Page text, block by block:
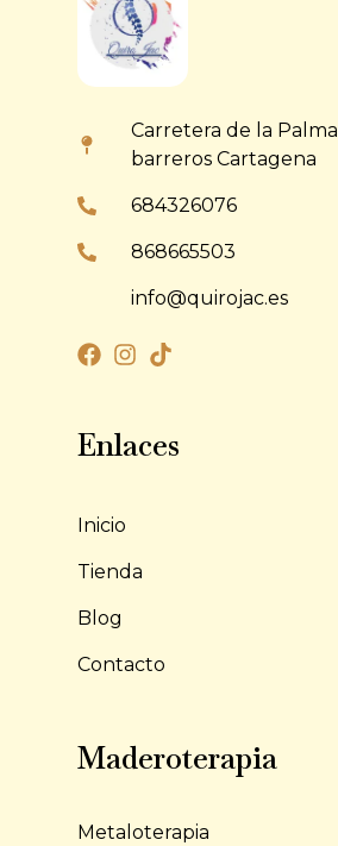
Carretera de la Palma
barreros Cartagena
684326076
868665503
info@quirojac.es
Enlaces
Inicio
Tienda
Blog
Contacto
Maderoterapia
Metaloterapia